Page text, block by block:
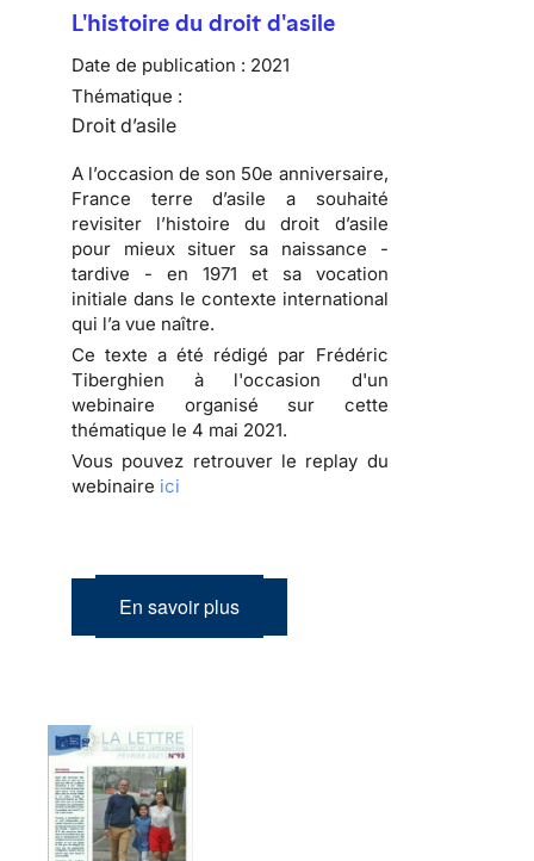
L'histoire du droit d'asile
Date de publication : 2021
Thématique :
Droit d’asile
A l’occasion de son 50e anniversaire,
France terre d’asile a souhaité
revisiter l’histoire du droit d’asile
pour mieux situer sa naissance -
tardive - en 1971 et sa vocation
initiale dans le contexte international
qui l’a vue naître.
Ce texte a été rédigé par Frédéric
Tiberghien à l'occasion d'un
webinaire organisé sur cette
thématique le 4 mai 2021.
Vous pouvez retrouver le replay du
webinaire ici
En savoir plus